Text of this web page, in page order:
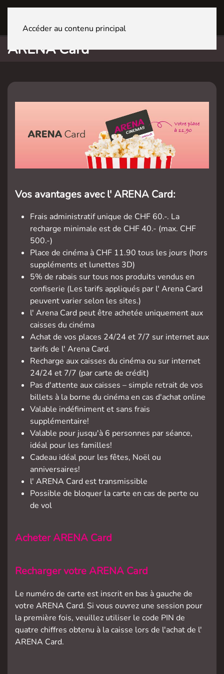
Accéder au contenu principal
ARENA Card
Vos avantages avec l' ARENA Card:
Frais administratif unique de CHF 60.-. La
recharge minimale est de CHF 40.- (max. CHF
500.-)
Place de cinéma à CHF 11.90 tous les jours (hors
suppléments et lunettes 3D)
5% de rabais sur tous nos produits vendus en
confiserie (Les tarifs appliqués par l' Arena Card
peuvent varier selon les sites.)
l' Arena Card peut être achetée uniquement aux
caisses du cinéma
Achat de vos places 24/24 et 7/7 sur internet aux
tarifs de l' Arena Card.
Recharge aux caisses du cinéma ou sur internet
24/24 et 7/7 (par carte de crédit)
Pas d'attente aux caisses – simple retrait de vos
billets à la borne du cinéma en cas d'achat online
Valable indéfiniment et sans frais
supplémentaire!
Valable pour jusqu'à 6 personnes par séance,
idéal pour les familles!
Cadeau idéal pour les fêtes, Noël ou
anniversaires!
l' ARENA Card est transmissible
Possible de bloquer la carte en cas de perte ou
de vol
Acheter ARENA Card
Recharger votre ARENA Card
Le numéro de carte est inscrit en bas à gauche de
votre ARENA Card. Si vous ouvrez une session pour
la première fois, veuillez utiliser le code PIN de
quatre chiffres obtenu à la caisse lors de l'achat de l'
ARENA Card.